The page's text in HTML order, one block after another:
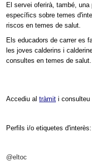
El servei oferirà, també,
específics sobre temes
riscos en temes de salut.
Els educadors de carrer es
les joves calderins i
consultes en temes de salut.
Accediu al tràmit i consulteu
Perfils i/o etiquetes d'interès:
@eltoc